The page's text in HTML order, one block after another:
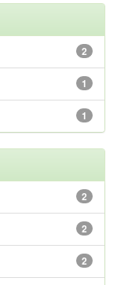
2
1
1
2
2
2